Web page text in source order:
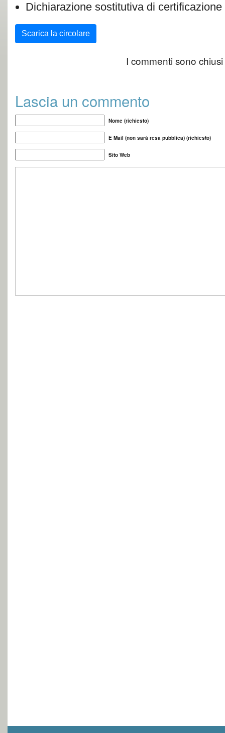
Dichiarazione sostitutiva di
Scarica la circolare
I commenti sono chiusi
Lascia un commento
Nome (richiesto)
E Mail (non sarà resa pubblica) (richiesto)
Sito Web